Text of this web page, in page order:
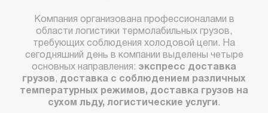
Компания организована профессионалами в
области логистики термолабильных грузов,
требующих соблюдения холодовой цепи. На
сегодняшний день в компании выделены четыре
основных направления: экспресс доставка
грузов, доставка с соблюдением различных
температурных режимов, доставка грузов на
сухом льду, логистические услуги .